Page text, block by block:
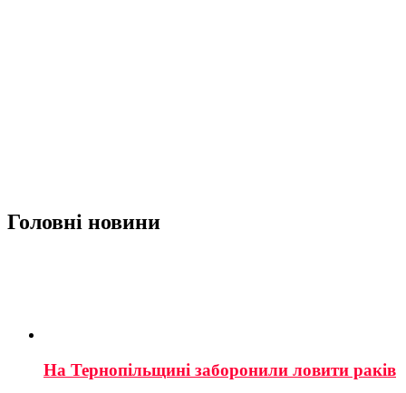
Головні новини
На Тернопільщині заборонили ловити раків